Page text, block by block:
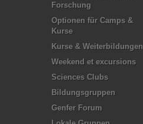
Forschung
Optionen für Camps &
Kurse
Kurse & Weiterbildungen
Weekend et excursions
Sciences Clubs
Bildungsgruppen
Genfer Forum